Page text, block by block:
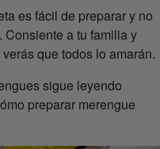
es fácil de preparar y no
a tu familia y
que todos lo amarán.
sigue leyendo
preparar merengue